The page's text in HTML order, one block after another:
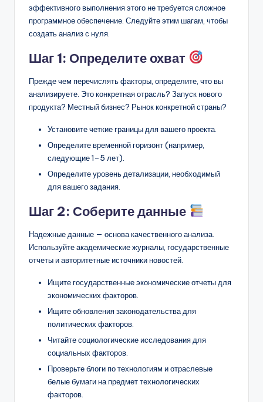
эффективного выполнения этого не требуется сложное
программное обеспечение. Следуйте этим шагам, чтобы
создать анализ с нуля.
Шаг 1: Определите охват
Прежде чем перечислять факторы, определите, что вы
анализируете. Это конкретная отрасль? Запуск нового
продукта? Местный бизнес? Рынок конкретной страны?
Установите четкие границы для вашего проекта.
Определите временной горизонт (например,
следующие 1–5 лет).
Определите уровень детализации, необходимый
для вашего задания.
Шаг 2: Соберите данные
Надежные данные — основа качественного анализа.
Используйте академические журналы, государственные
отчеты и авторитетные источники новостей.
Ищите государственные экономические отчеты для
экономических факторов.
Ищите обновления законодательства для
политических факторов.
Читайте социологические исследования для
социальных факторов.
Проверьте блоги по технологиям и отраслевые
белые бумаги на предмет технологических
факторов.